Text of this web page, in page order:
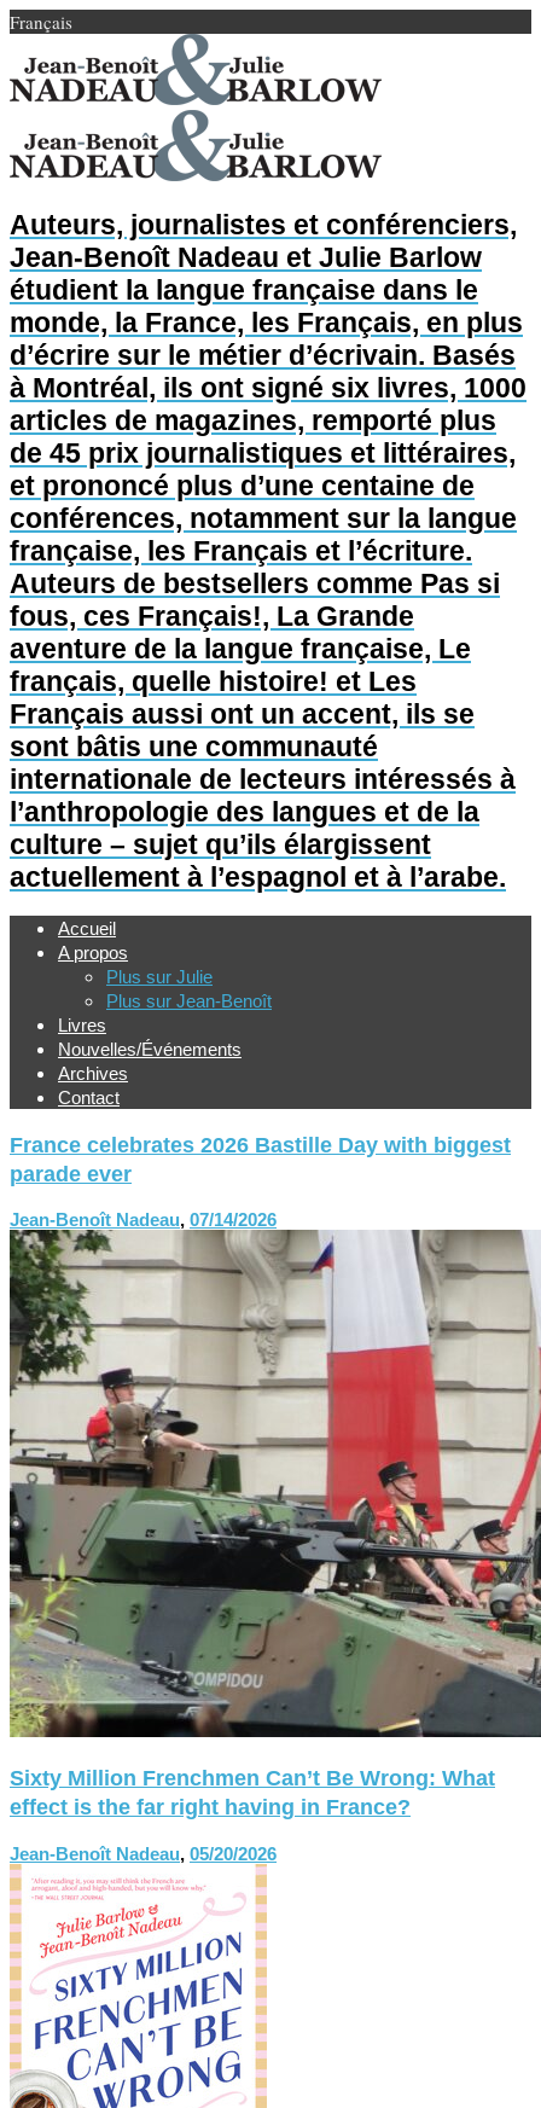
Français
Auteurs, journalistes et conférenciers,
Jean-Benoît Nadeau et Julie Barlow
étudient la langue française dans le
monde, la France, les Français, en plus
d’écrire sur le métier d’écrivain. Basés
à Montréal, ils ont signé six livres, 1000
articles de magazines, remporté plus
de 45 prix journalistiques et littéraires,
et prononcé plus d’une centaine de
conférences, notamment sur la langue
française, les Français et l’écriture.
Auteurs de bestsellers comme Pas si
fous, ces Français!, La Grande
aventure de la langue française, Le
français, quelle histoire! et Les
Français aussi ont un accent, ils se
sont bâtis une communauté
internationale de lecteurs intéressés à
l’anthropologie des langues et de la
culture – sujet qu’ils élargissent
actuellement à l’espagnol et à l’arabe.
Accueil
A propos
Plus sur Julie
Plus sur Jean-Benoît
Livres
Nouvelles/Événements
Archives
Contact
France celebrates 2026 Bastille Day with biggest
parade ever
Jean-Benoît Nadeau, 07/14/2026
Sixty Million Frenchmen Can’t Be Wrong: What
effect is the far right having in France?
Jean-Benoît Nadeau, 05/20/2026